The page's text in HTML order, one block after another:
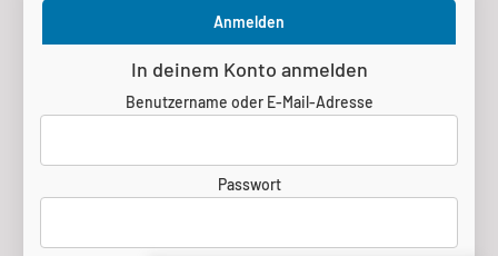
Anmelden
In deinem Konto anmelden
Benutzername oder E-Mail-Adresse
Passwort